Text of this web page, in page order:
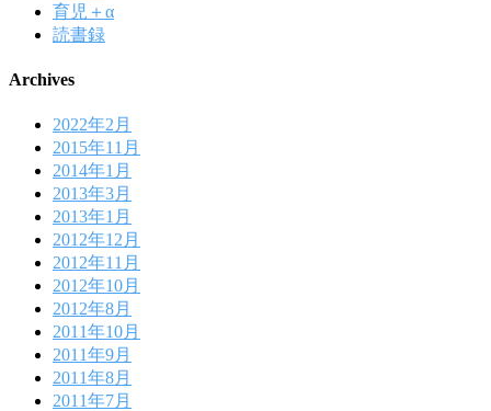
育児＋α
読書録
Archives
2022年2月
2015年11月
2014年1月
2013年3月
2013年1月
2012年12月
2012年11月
2012年10月
2012年8月
2011年10月
2011年9月
2011年8月
2011年7月